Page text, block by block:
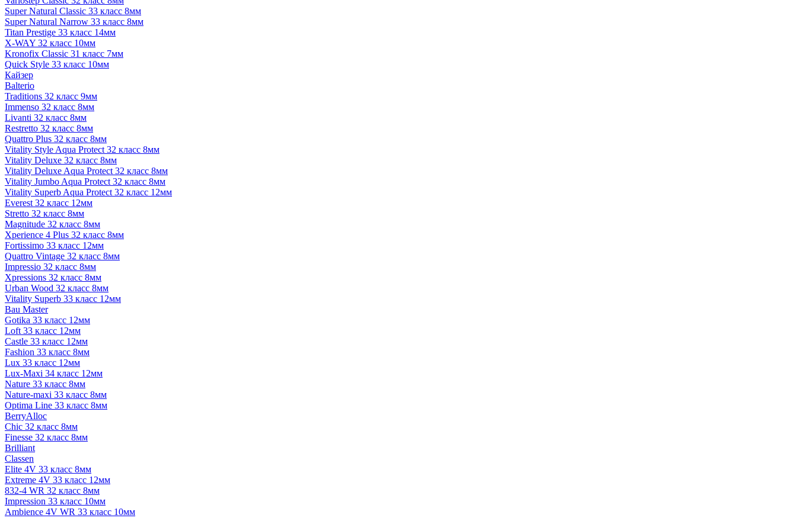
Super Natural Classic 33 класс 8мм
Super Natural Narrow 33 класс 8мм
Titan Prestige 33 класс 14мм
X-WAY 32 класс 10мм
Kronofix Classic 31 класс 7мм
Quick Style 33 класс 10мм
Кайзер
Balterio
Traditions 32 класс 9мм
Immenso 32 класс 8мм
Livanti 32 класс 8мм
Restretto 32 класс 8мм
Quattro Plus 32 класс 8мм
Vitality Style Aqua Protect 32 класс 8мм
Vitality Deluxe 32 класс 8мм
Vitality Deluxe Aqua Protect 32 класс 8мм
Vitality Jumbo Aqua Protect 32 класс 8мм
Vitality Superb Aqua Protect 32 класс 12мм
Everest 32 класс 12мм
Stretto 32 класс 8мм
Magnitude 32 класс 8мм
Xperience 4 Plus 32 класс 8мм
Fortissimo 33 класс 12мм
Quattro Vintage 32 класс 8мм
Impressio 32 класс 8мм
Xpressions 32 класс 8мм
Urban Wood 32 класс 8мм
Vitality Superb 33 класс 12мм
Bau Master
Gotika 33 класс 12мм
Loft 33 класс 12мм
Castle 33 класс 12мм
Fashion 33 класс 8мм
Lux 33 класс 12мм
Lux-Maxi 34 класс 12мм
Nature 33 класс 8мм
Nature-maxi 33 класс 8мм
Optima Line 33 класс 8мм
BerryAlloc
Chic 32 класс 8мм
Finesse 32 класс 8мм
Brilliant
Classen
Elite 4V 33 класс 8мм
Extreme 4V 33 класс 12мм
832-4 WR 32 класс 8мм
Impression 33 класс 10мм
Ambience 4V WR 33 класс 10мм